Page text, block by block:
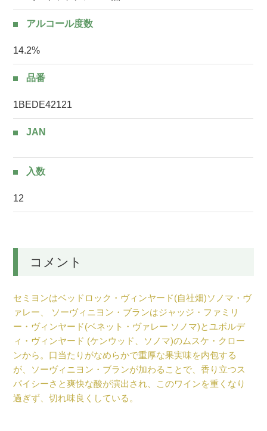
アルコール度数
14.2%
品番
1BEDE42121
JAN
入数
12
コメント
セミヨンはベッドロック・ヴィンヤード(自社畑)ソノマ・ヴ
ァレー、 ソーヴィニヨン・ブランはジャッジ・ファミリ
ー・ヴィンヤード(ベネット・ヴァレー ソノマ)とユボルデ
ィ・ヴィンヤード (ケンウッド、ソノマ)のムスケ・クロー
ンから。口当たりがなめらかで重厚な果実味を内包する
が、ソーヴィニヨン・ブランが加わることで、香り立つス
パイシーさと爽快な酸が演出され、このワインを重くなり
過ぎず、切れ味良くしている。